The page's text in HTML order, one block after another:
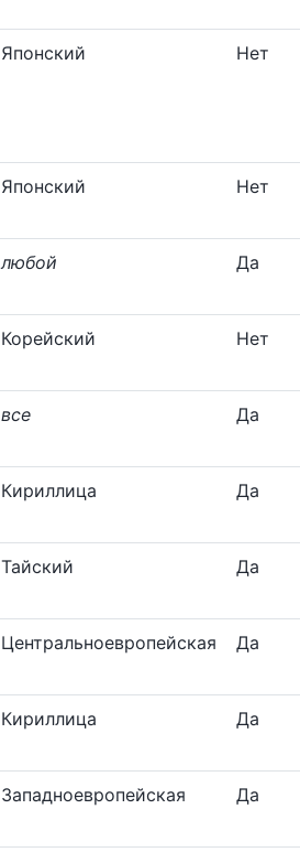
Японский Нет
Японский Нет
любой Да
Корейский Нет
все Да
Кириллица Да
Тайский Да
Центральноевропейская Да
Кириллица Да
Западноевропейская Да